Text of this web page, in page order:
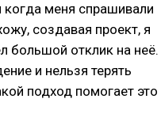
меня спрашивали
создавая проект, я
большой отклик на неё.
и нельзя терять
подход помогает это